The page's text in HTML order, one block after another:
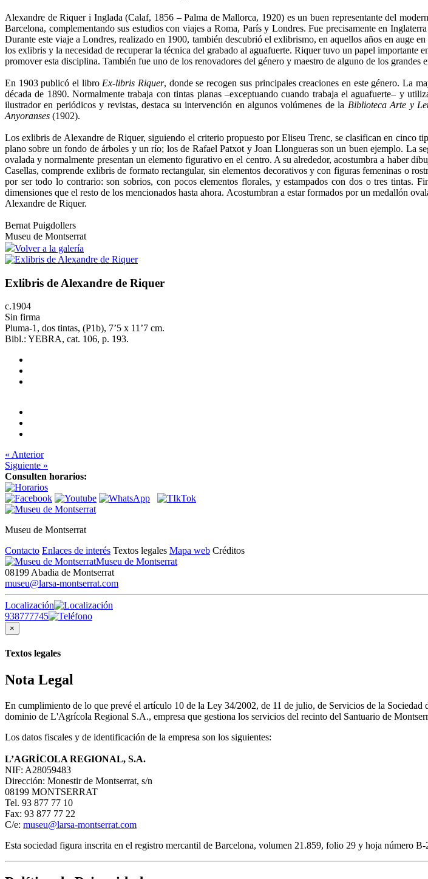
Alexandre de Riquer i Inglada (Calaf, 1856 – Palma de Mallorca, 1920) es un buen representante del
Barcelona, complementando sus estudios con viajes a Roma, París y Londres. Fue precisamente en
Durante este viaje a Londres, realizado en 1900, también descubrió el exlibrismo, en aquellos años en auge
los exlibris y la necesidad de recuperar la técnica del grabado al aguafuerte. Riquer tuvo un papel
promover esta disciplina. También fue uno de los renovadores del género y maestro de alguno de los
En 1903 publicó el libro Ex-libris Riquer, donde se recogen sus principales creaciones en este género. La
década de 1890. Normalmente trabaja con tintas planas –exceptuando cuando trabaja el aguafuerte– y
ilustrador en periódicos y revistas, destaca su intervención en algunos volúmenes de la Biblioteca Arte y
Anyoranses (1902).
Los exlibris de Alexandre de Riquer, siguiendo el criterio propuesto por Eliseu Trenc, se clasifican en cinco
plano sobre un fondo de árboles y un río; los de Rafael Patxot y Joan Llongueras son un buen ejemplo.
ovalada y normalmente presentan un elemento figurativo en el centro. A su alrededor, acostumbra a haber
Casellas, comprende exlibris de formato rectangular, sin elementos decorativos y con figuras femeninas o
por ser todo lo contrario: son sobrios, con pocos elementos florales, y estampados con dos o tres tintas.
dimensiones que el resto de los mencionados hasta ahora. Acostumbran a estar formados por un medallón
Alexandre de Riquer.
Bernat Puigdollers
Museu de Montserrat
Volver a la galería
Exlibris de Alexandre de Riquer
c.1904
Sin firma
Pluma-1, dos tintas, (P1b), 7’5 x 11’7 cm.
Bibl.: YEBRA, cat. 106, p. 193.
« Anterior
Siguiente »
Consulten horarios:
Museu de Montserrat
Contacto Enlaces de interés Textos legales Mapa web Créditos
Museu de Montserrat
08199 Abadia de Montserrat
museu@larsa-montserrat.com
Localización
938777745
×
Textos legales
Nota Legal
En cumplimiento de lo que prevé el artículo 10 de la Ley 34/2002, de 11 de julio, de Servicios de la
dominio de L'Agrícola Regional S.A., empresa que gestiona los servicios del recinto del Santuario de
Los datos fiscales y de identificación de la empresa son los siguientes:
L’AGRÍCOLA REGIONAL, S.A.
NIF: A28059483
Dirección: Monestir de Montserrat, s/n
08199 MONTSERRAT
Tel. 93 877 77 10
Fax: 93 877 77 22
C/e: museu@larsa-montserrat.com
Esta sociedad figura inscrita en el registro mercantil de Barcelona, volumen 21.859, folio 29 y hoja número B-